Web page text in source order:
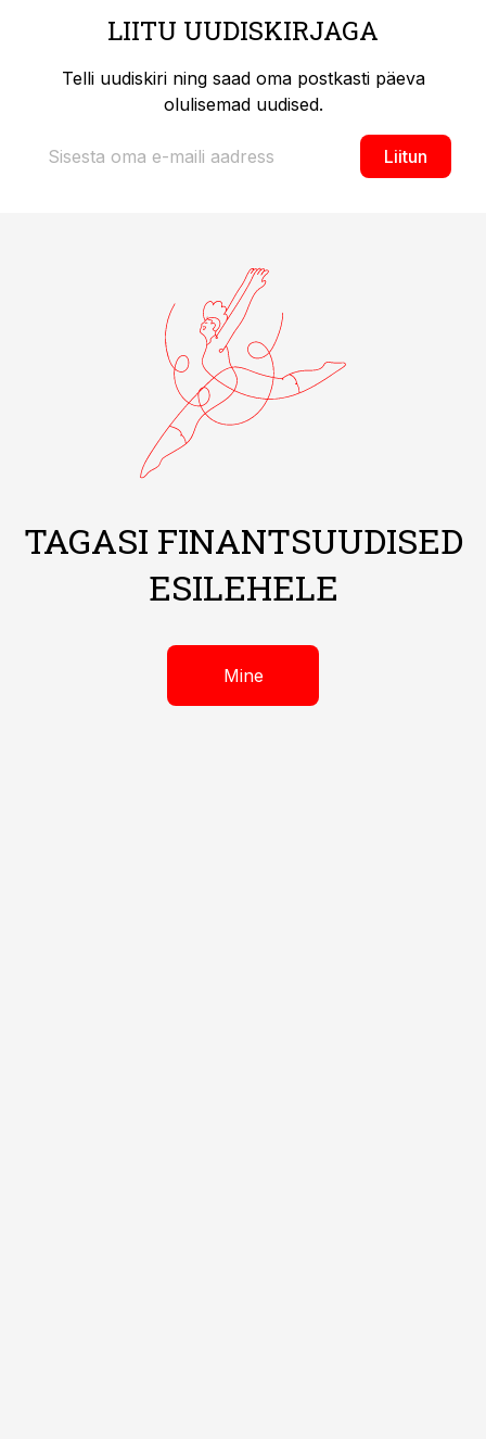
LIITU UUDISKIRJAGA
Telli uudiskiri ning saad oma postkasti päeva
olulisemad uudised.
Liitun
TAGASI FINANTSUUDISED
ESILEHELE
Mine